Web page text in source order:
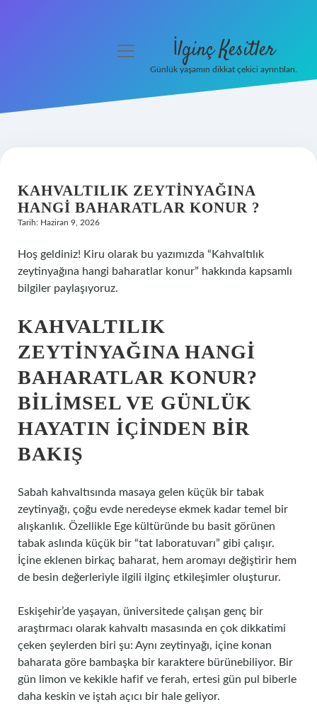
Hakkımızda
menüyü
İlginç Kesitler
Günlük yaşamın dikkat çekici ayrıntıları.
KAHVALTILIK ZEYTINYAĞINA
HANGI BAHARATLAR KONUR ?
Tarih: Haziran 9, 2026
Hoş geldiniz! Kiru olarak bu yazımızda “Kahvaltılık
zeytinyağına hangi baharatlar konur” hakkında kapsamlı
bilgiler paylaşıyoruz.
KAHVALTILIK
ZEYTINYAĞINA HANGI
BAHARATLAR KONUR?
BILIMSEL VE GÜNLÜK
HAYATIN İÇINDEN BIR
BAKIŞ
Sabah kahvaltısında masaya gelen küçük bir tabak
zeytinyağı, çoğu evde neredeyse ekmek kadar temel bir
alışkanlık. Özellikle Ege kültüründe bu basit görünen
tabak aslında küçük bir “tat laboratuvarı” gibi çalışır.
İçine eklenen birkaç baharat, hem aromayı değiştirir hem
de besin değerleriyle ilgili ilginç etkileşimler oluşturur.
Eskişehir’de yaşayan, üniversitede çalışan genç bir
araştırmacı olarak kahvaltı masasında en çok dikkatimi
çeken şeylerden biri şu: Aynı zeytinyağı, içine konan
baharata göre bambaşka bir karaktere bürünebiliyor. Bir
gün limon ve kekikle hafif ve ferah, ertesi gün pul biberle
daha keskin ve iştah açıcı bir hale geliyor.